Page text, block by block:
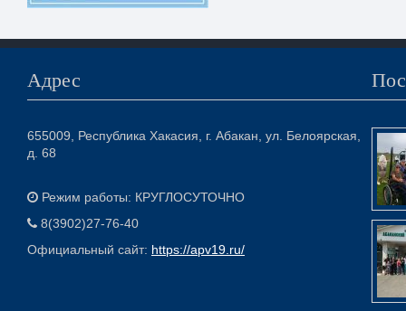
Адрес
655009, Республика Хакасия, г. Абакан, ул. Белоярская,
д. 68
Режим работы: КРУГЛОСУТОЧНО
8(3902)27-76-40
Официальный сайт: https://apv19.ru/